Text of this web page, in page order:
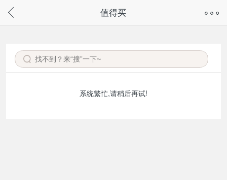
请通过微信或支付宝搜“奇兔客小程序”访问
值得买
系统繁忙,请稍后再试!